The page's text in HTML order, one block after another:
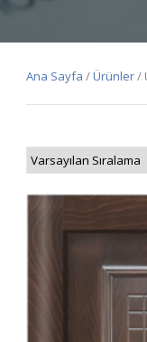
Ana Sayfa /Ürünler/